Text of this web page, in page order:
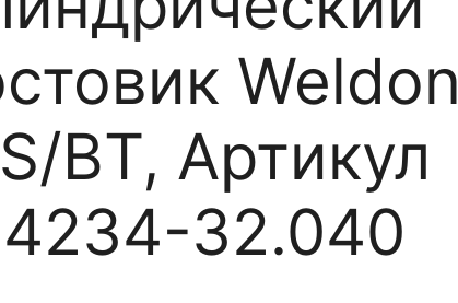
Weldon
BT, Артикул
32.040